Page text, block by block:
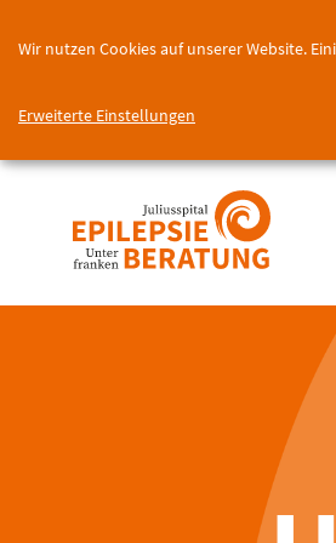
Wir nutzen Cookies auf unserer Website.
Erweiterte Einstellungen